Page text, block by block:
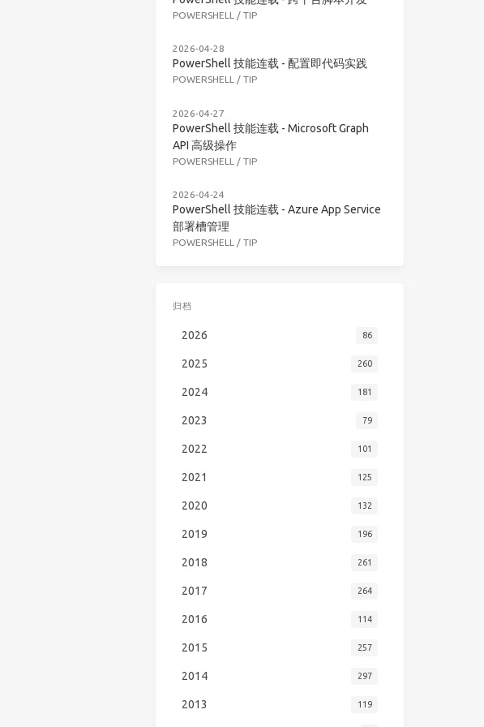
POWERSHELL / TIP
2026-04-28
PowerShell 技能连载 - 配置即代码实践
POWERSHELL / TIP
2026-04-27
PowerShell 技能连载 - Microsoft Graph
API 高级操作
POWERSHELL / TIP
2026-04-24
PowerShell 技能连载 - Azure App Service
部署槽管理
POWERSHELL / TIP
归档
2026 86
2025 260
2024 181
2023 79
2022 101
2021 125
2020 132
2019 196
2018 261
2017 264
2016 114
2015 257
2014 297
2013 119